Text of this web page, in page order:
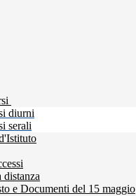
diurni
serali
distanza
e Documenti del 15 maggio